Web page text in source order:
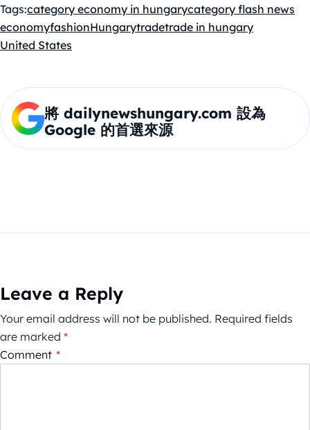
Tags:category economy in hungarycategory flash news
economyfashionHungarytradetrade in hungary
United States
將 dailynewshungary.com 設為
Google 的首選來源
Leave a Reply
Your email address will not be published. Required fields
are marked *
Comment *